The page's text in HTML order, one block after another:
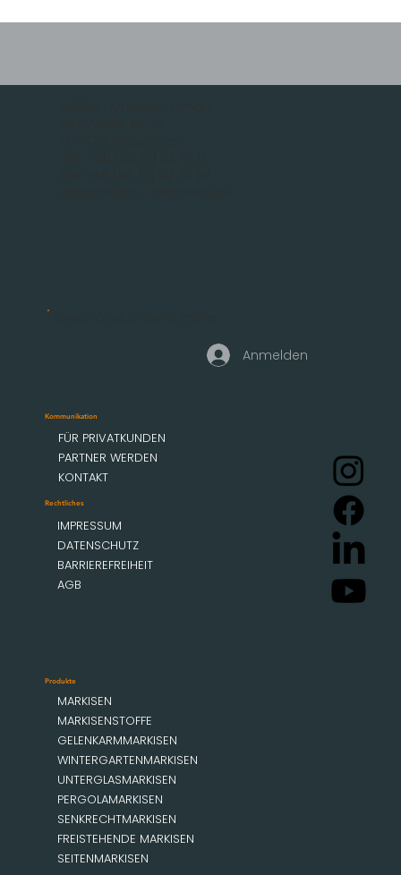
Produkte
MARKISEN
MARKISENSTOFFE
GELENKARMMARKISEN
WINTERGARTENMARKISEN
UNTERGLASMARKISEN
PERGOLAMARKISEN
SENKRECHTMARKISEN
FREISTEHENDE MARKISEN
SEITENMARKISEN
Kommunikation
FÜR PRIVATKUNDEN
PARTNER WERDEN
KONTAKT
Rechtliches
IMPRESSUM
DATENSCHUTZ
BARRIEREFREIHEIT
AGB
Anmelden